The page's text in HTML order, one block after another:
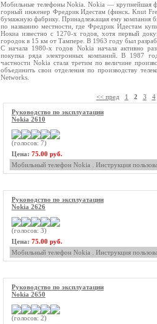
Мобильные телефоны Nokia. Nokia — крупнейшая
горный инженер Фредрик Идестам (финск. Knut
бумажную фабрику. Принадлежащая ему компания
по названию местности, где Фредрик Идестам
Нокиа известно с 1270-х годов, хотя первый
городок в 15 км от Тампере. В 1963 году был
С начала 1980-х годов Nokia начала активно
покупка ряда электронных компаний. В 1987
частности Nokia стала третим по величине
объединить свои отделения по производству
Networks.
<< пред 1 2 3 4
Руководство по эксплуатации
Nokia 2610
(голосов: 7)
Цена: 75.00 руб.
Мобильный телефон Nokia . Инструкция
Руководство по эксплуатации
Nokia 2626
(голосов: 3)
Цена: 75.00 руб.
Мобильный телефон Nokia . Инструкция
Руководство по эксплуатации
Nokia 2650
(голосов: 2)